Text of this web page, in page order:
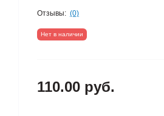
Отзывы: (0)
Нет в наличии
110.00 руб.